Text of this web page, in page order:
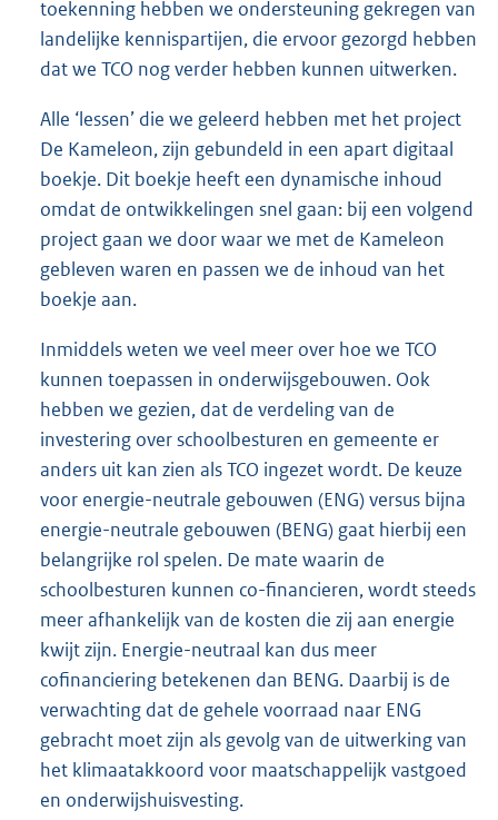
toekenning hebben we ondersteuning gekregen van
landelijke kennispartijen, die ervoor gezorgd hebben
dat we TCO nog verder hebben kunnen uitwerken.
Alle ‘lessen’ die we geleerd hebben met het project
De Kameleon, zijn gebundeld in een apart digitaal
boekje. Dit boekje heeft een dynamische inhoud
omdat de ontwikkelingen snel gaan: bij een volgend
project gaan we door waar we met de Kameleon
gebleven waren en passen we de inhoud van het
boekje aan.
Inmiddels weten we veel meer over hoe we TCO
kunnen toepassen in onderwijsgebouwen. Ook
hebben we gezien, dat de verdeling van de
investering over schoolbesturen en gemeente er
anders uit kan zien als TCO ingezet wordt. De keuze
voor energie-neutrale gebouwen (ENG) versus bijna
energie-neutrale gebouwen (BENG) gaat hierbij een
belangrijke rol spelen. De mate waarin de
schoolbesturen kunnen co-financieren, wordt steeds
meer afhankelijk van de kosten die zij aan energie
kwijt zijn. Energie-neutraal kan dus meer
cofinanciering betekenen dan BENG. Daarbij is de
verwachting dat de gehele voorraad naar ENG
gebracht moet zijn als gevolg van de uitwerking van
het klimaatakkoord voor maatschappelijk vastgoed
en onderwijshuisvesting.